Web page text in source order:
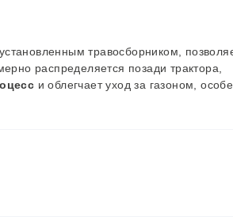
травосборником,
распределяется позади трактора,
и облегчает уход за газоном,